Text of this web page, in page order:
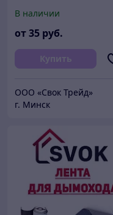
В наличии
от35 руб.
Купить
ООО «Свок Трейд»
г. Минск